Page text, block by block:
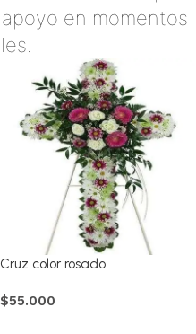
en momentos
Cruz color rosado
$55.000